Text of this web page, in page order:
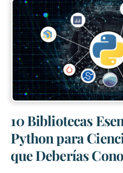
10 Bibliotecas
Python para
que Deberías